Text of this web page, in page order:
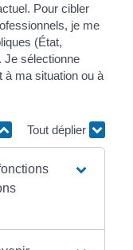
Pour cibler
je me
(État,
Je sélectionne
à ma situation ou à
Tout déplier